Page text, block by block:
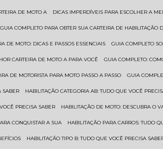
DE MOTO A DICAS IMPERDÍVEIS PARA ESCOLHER A
GUIA COMPLETO PARA OBTER SUA CARTEIRA DE HABILITAÇÃO
DE MOTO: DICAS E PASSOS ESSENCIAIS GUIA COMPLETO
CARTEIRA DE MOTO A PARA VOCÊ GUIA COMPLETO:
DE MOTORISTA PARA MOTO PASSO A PASSO GUIA
SABER HABILITAÇÃO CATEGORIA AB: TUDO QUE VOCÊ
PRECISA SABER HABILITAÇÃO DE MOTO: DESCUBRA O
CONQUISTAR A SUA HABILITAÇÃO PARA CARROS: TUDO
HABILITAÇÃO TIPO B: TUDO QUE VOCÊ PRECISA